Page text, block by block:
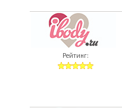
Рейтинг: